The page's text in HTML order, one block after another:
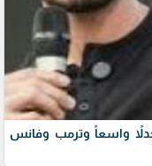
واسعاً وترمب وفانس